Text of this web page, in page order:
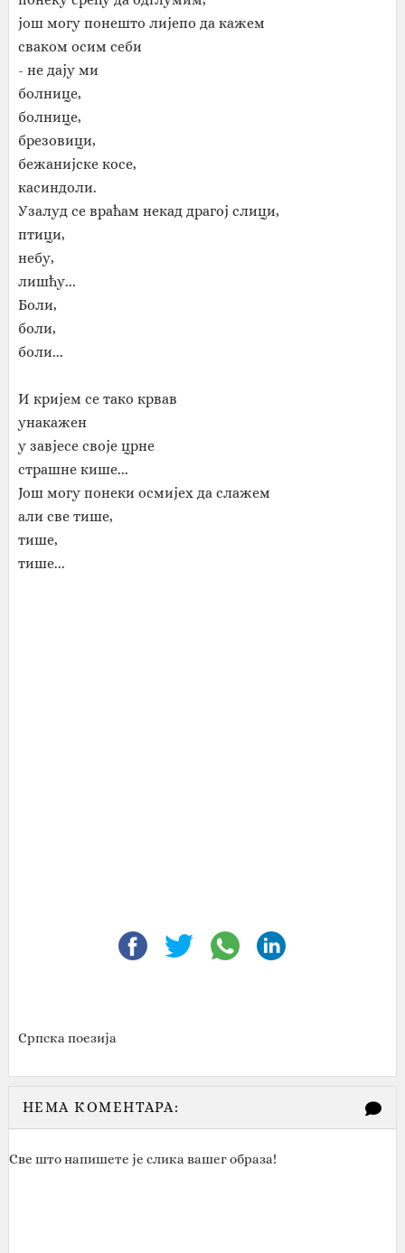
још могу понешто лијепо да кажем
сваком осим себи
- не дају ми
болнице,
болнице,
брезовици,
бежанијске косе,
касиндоли.
Узалуд се враћам некад драгој слици,
птици,
небу,
лишћу...
Боли,
боли,
боли...
И кријем се тако крвав
унакажен
у завјесе своје црне
страшне кише...
Још могу понеки осмијех да слажем
али све тише,
тише,
тише...
Српска поезија
НЕМА КОМЕНТАРА:
Све што напишете је слика вашег образа!